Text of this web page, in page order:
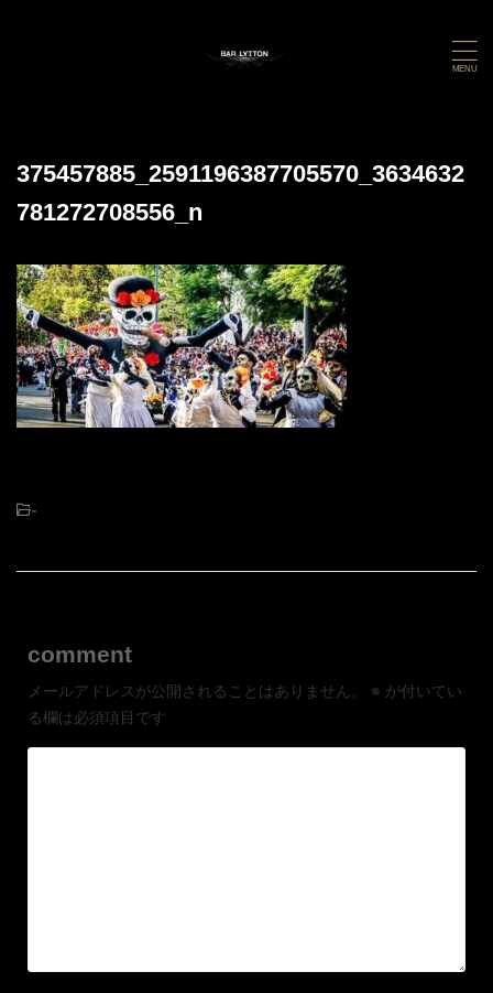
375457885_2591196387705570_3634632
781272708556_n
-
comment
メールアドレスが公開されることはありません。 ※ が付いてい
る欄は必須項目です